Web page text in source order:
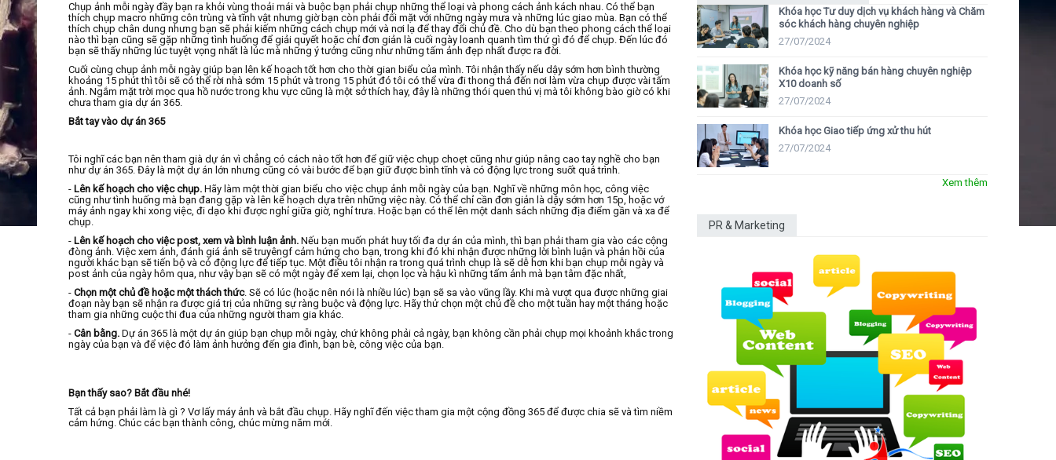
Chụp ảnh mỗi ngày đầy bạn ra khỏi vùng thoải mái và buộc bạn phải chụp những thể loại và phong cách ảnh kách nhau. Có thể bạn
thích chụp macro những côn trùng và tĩnh vật nhưng giờ bạn còn phải đối mặt với những ngày mưa và những lúc giao mùa. Bạn có thể
thích chụp chân dung nhưng bạn sẽ phải kiếm những cách chụp mới và nơi lạ để thay đổi chủ đề. Cho dù bạn theo phong cách thể loại
nào thì bạn cũng sẽ gặp những tình huống để giải quyết hoặc chỉ đơn giản là cuối ngày loanh quanh tìm thứ gì đó để chụp. Đến lúc đó
bạn sẽ thấy những lúc tuyệt vọng nhất là lúc mà những ý tưởng cũng như những tấm ảnh đẹp nhất được ra đời.
Cuối cùng chụp ảnh mỗi ngày giúp bạn lên kế hoạch tốt hơn cho thời gian biểu của mình. Tôi nhận thấy nếu dậy sớm hơn bình thường
khoảng 15 phút thì tôi sẽ có thể rời nhà sớm 15 phút và trong 15 phút đó tôi có thể vừa đi thong thả đến nơi làm vừa chụp được vài tấm
ảnh. Ngắm mặt trời mọc qua hồ nước trong khu vực cũng là một sở thích hay, đây là những thói quen thú vị mà tôi không bào giờ có khi
chưa tham gia dự án 365.
Bắt tay vào dự án 365
Tôi nghĩ các bạn nên tham già dự án vì chẳng có cách nào tốt hơn để giữ việc chụp choẹt cũng như giúp nâng cao tay nghề cho bạn
như dự án 365. Đây là một dự án lớn nhưng cũng có vài bước để bạn giữ được bình tĩnh và có động lực trong suốt quá trình.
- Lên kế hoạch cho việc chụp. Hãy làm một thời gian biểu cho việc chụp ảnh mỗi ngày của bạn. Nghĩ về những môn học, công việc
cũng như tình huống mà bạn đang gặp và lên kế hoạch dựa trên những việc này. Có thể chỉ cần đơn giản là dậy sớm hơn 15p, hoặc vớ
máy ảnh ngay khi xong việc, đi dạo khi được nghỉ giữa giờ, nghỉ trưa. Hoặc bạn có thể lên một danh sách những địa điểm gần và xa để
chụp.
- Lên kế hoạch cho việc post, xem và bình luận ảnh. Nếu bạn muốn phát huy tối đa dự án của mình, thì bạn phải tham gia vào các cộng
đòng ảnh. Việc xem ảnh, đánh giá ảnh sẽ truyêngf cảm hứng cho bạn, trong khi đó khi nhận được những lời bình luận và phản hồi của
người khác bạn sẽ tiến bộ và có động lực để tiếp tục. Một điều tôi nhận ra trong quá trình chụp là sẽ dễ hơn khi bạn chụp mỗi ngày và
post ảnh của ngày hôm qua, như vậy bạn sẽ có một ngày để xem lại, chọn lọc và hậu kì những tấm ảnh mà bạn tâm đặc nhất,
- Chọn một chủ đề hoặc một thách thức. Sẽ có lúc (hoặc nên nói là nhiều lúc) bạn sẽ sa vào vũng lầy. Khi mà vượt qua được những giai
đoạn này bạn sẽ nhận ra được giá trị của những sự ràng buộc và động lực. Hãy thử chọn một chủ đề cho một tuần hay một tháng hoặc
tham gia những cuộc thi đua của những người tham gia khác.
- Cân bằng. Dự án 365 là một dự án giúp bạn chụp mỗi ngày, chứ không phải cả ngày, bạn không cần phải chụp mọi khoảnh khắc trong
ngày của bạn và để việc đó làm ảnh hưởng đến gia đình, bạn bè, công việc của bạn.
Bạn thấy sao? Bắt đầu nhé!
Tất cả bạn phải làm là gì ? Vơ lấy máy ảnh và bắt đầu chụp. Hãy nghĩ đến việc tham gia một cộng đồng 365 để được chia sẽ và tìm niềm
cảm hứng. Chúc các bạn thành công, chúc mừng năm mới.
Khóa học Tư duy dịch vụ khách hàng và Chăm
sóc khách hàng chuyên nghiệp
27/07/2024
Khóa học kỹ năng bán hàng chuyên nghiệp
X10 doanh số
27/07/2024
Khóa học Giao tiếp ứng xử thu hút
27/07/2024
Xem thêm
PR & Marketing